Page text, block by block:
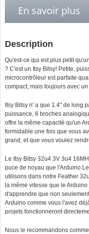
En savoir plus
Description
Qu'est-ce qui est plus petit
? C'est un Itsy Bitsy! Petite,
microcontrôleur est parfaite
compact, mais toujours avec
Itsy Bitsy n' a que 1.4" de long
puissance, 6 broches
offre la même capacité qu'un
formidable une fois que vous
grand, et que vous voulez
Le Itsy Bitsy 32u4 3V 3u4
puce de noyau que l'Arduino
utilisons dans notre Feather
la même vitesse que le
d'apprendre que non
Arduino comme vous l'avez
projets fonctionneront
Nous le recommandons